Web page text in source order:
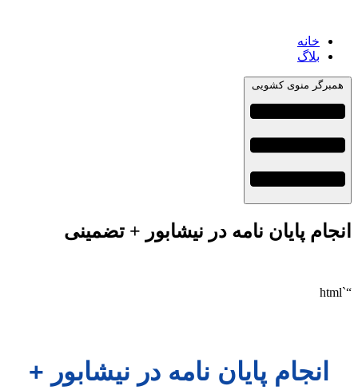
خانه
بلاگ
همبرگر منوی کشویی
انجام پایان نامه در نیشابور + تضمینی
“`html
انجام پایان نامه در نیشابور +